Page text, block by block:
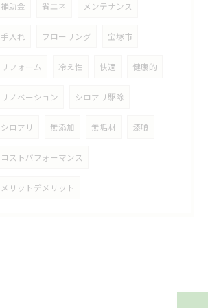
補助金 省エネ メンテナンス
手入れ フローリング 宝塚市
リフォーム 冷え性 快適 健康的
リノベーション シロアリ駆除
シロアリ 無添加 無垢材 漆喰
コストパフォーマンス
メリットデメリット